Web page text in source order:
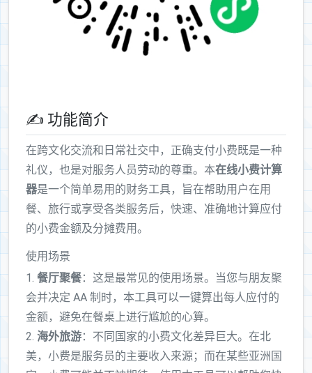
✍ 功能简介
在跨文化交流和日常社交中，正确支付小费既是一种
礼仪，也是对服务人员劳动的尊重。本在线小费计算
器是一个简单易用的财务工具，旨在帮助用户在用
餐、旅行或享受各类服务后，快速、准确地计算应付
的小费金额及分摊费用。
使用场景
1. 餐厅聚餐：这是最常见的使用场景。当您与朋友聚
会并决定 AA 制时，本工具可以一键算出每人应付的
金额，避免在餐桌上进行尴尬的心算。
2. 海外旅游：不同国家的小费文化差异巨大。在北
美，小费是服务员的主要收入来源；而在某些亚洲国